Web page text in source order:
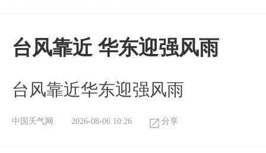
台风靠近 华东迎强风雨
台风靠近华东迎强风雨
中国天气网 2026-08-06 10:26 分享